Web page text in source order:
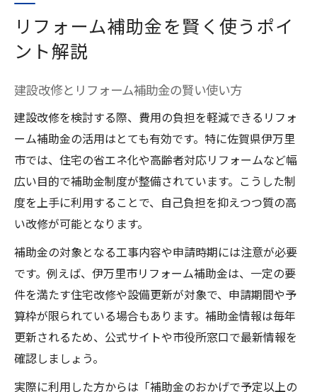
リフォーム補助金を賢く使うポイ
ント解説
建設改修とリフォーム補助金の賢い使い方
建設改修を検討する際、費用の負担を軽減できるリフォ
ーム補助金の活用はとても有効です。特に佐賀県伊万里
市では、住宅の省エネ化や高齢者対応リフォームなど幅
広い目的で補助金制度が整備されています。こうした制
度を上手に利用することで、自己負担を抑えつつ質の高
い改修が可能となります。
補助金の対象となる工事内容や申請時期には注意が必要
です。例えば、伊万里市リフォーム補助金は、一定の要
件を満たす住宅改修や設備更新が対象で、申請期間や予
算枠が限られている場合もあります。補助金情報は毎年
更新されるため、公式サイトや市役所窓口で最新情報を
確認しましょう。
実際に利用した方からは「補助金のおかげで予定以上の